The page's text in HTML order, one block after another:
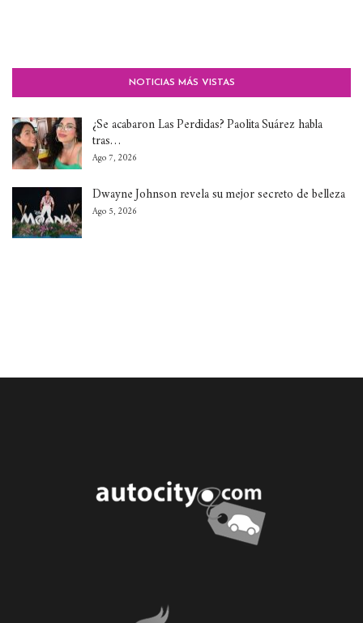
NOTICIAS MÁS VISTAS
¿Se acabaron Las Perdidas? Paolita Suárez habla
tras…
Ago 7, 2026
Dwayne Johnson revela su mejor secreto de belleza
Ago 5, 2026